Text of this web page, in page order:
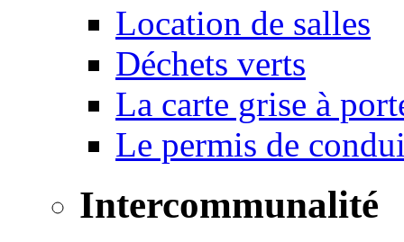
Location de salles
Déchets verts
La carte grise à
Le permis de
Intercommunalité